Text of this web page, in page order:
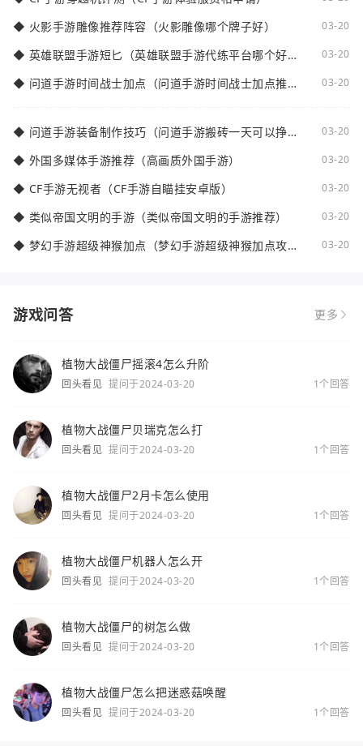
◆ 火影手游雕像推荐阵容（火影雕像哪个牌子好） 03-20
◆ 英雄联盟手游短匕（英雄联盟手游代练平台哪个好
03-20
◆ 问道手游时间战士加点（问道手游时间战士加点推
03-20
◆ 问道手游装备制作技巧（问道手游搬砖一天可以挣多
03-20
◆ 外国多媒体手游推荐（高画质外国手游） 03-20
◆ CF手游无视者（CF手游自瞄挂安卓版） 03-20
◆ 类似帝国文明的手游（类似帝国文明的手游推荐） 03-20
◆ 梦幻手游超级神猴加点（梦幻手游超级神猴加点攻
03-20
游戏问答 更多
植物大战僵尸摇滚4怎么升阶
回头看见 提问于2024-03-20 1个回答
植物大战僵尸贝瑞克怎么打
回头看见 提问于2024-03-20 1个回答
植物大战僵尸2月卡怎么使用
回头看见 提问于2024-03-20 1个回答
植物大战僵尸机器人怎么开
回头看见 提问于2024-03-20 1个回答
植物大战僵尸的树怎么做
回头看见 提问于2024-03-20 1个回答
植物大战僵尸怎么把迷惑菇唤醒
回头看见 提问于2024-03-20 1个回答